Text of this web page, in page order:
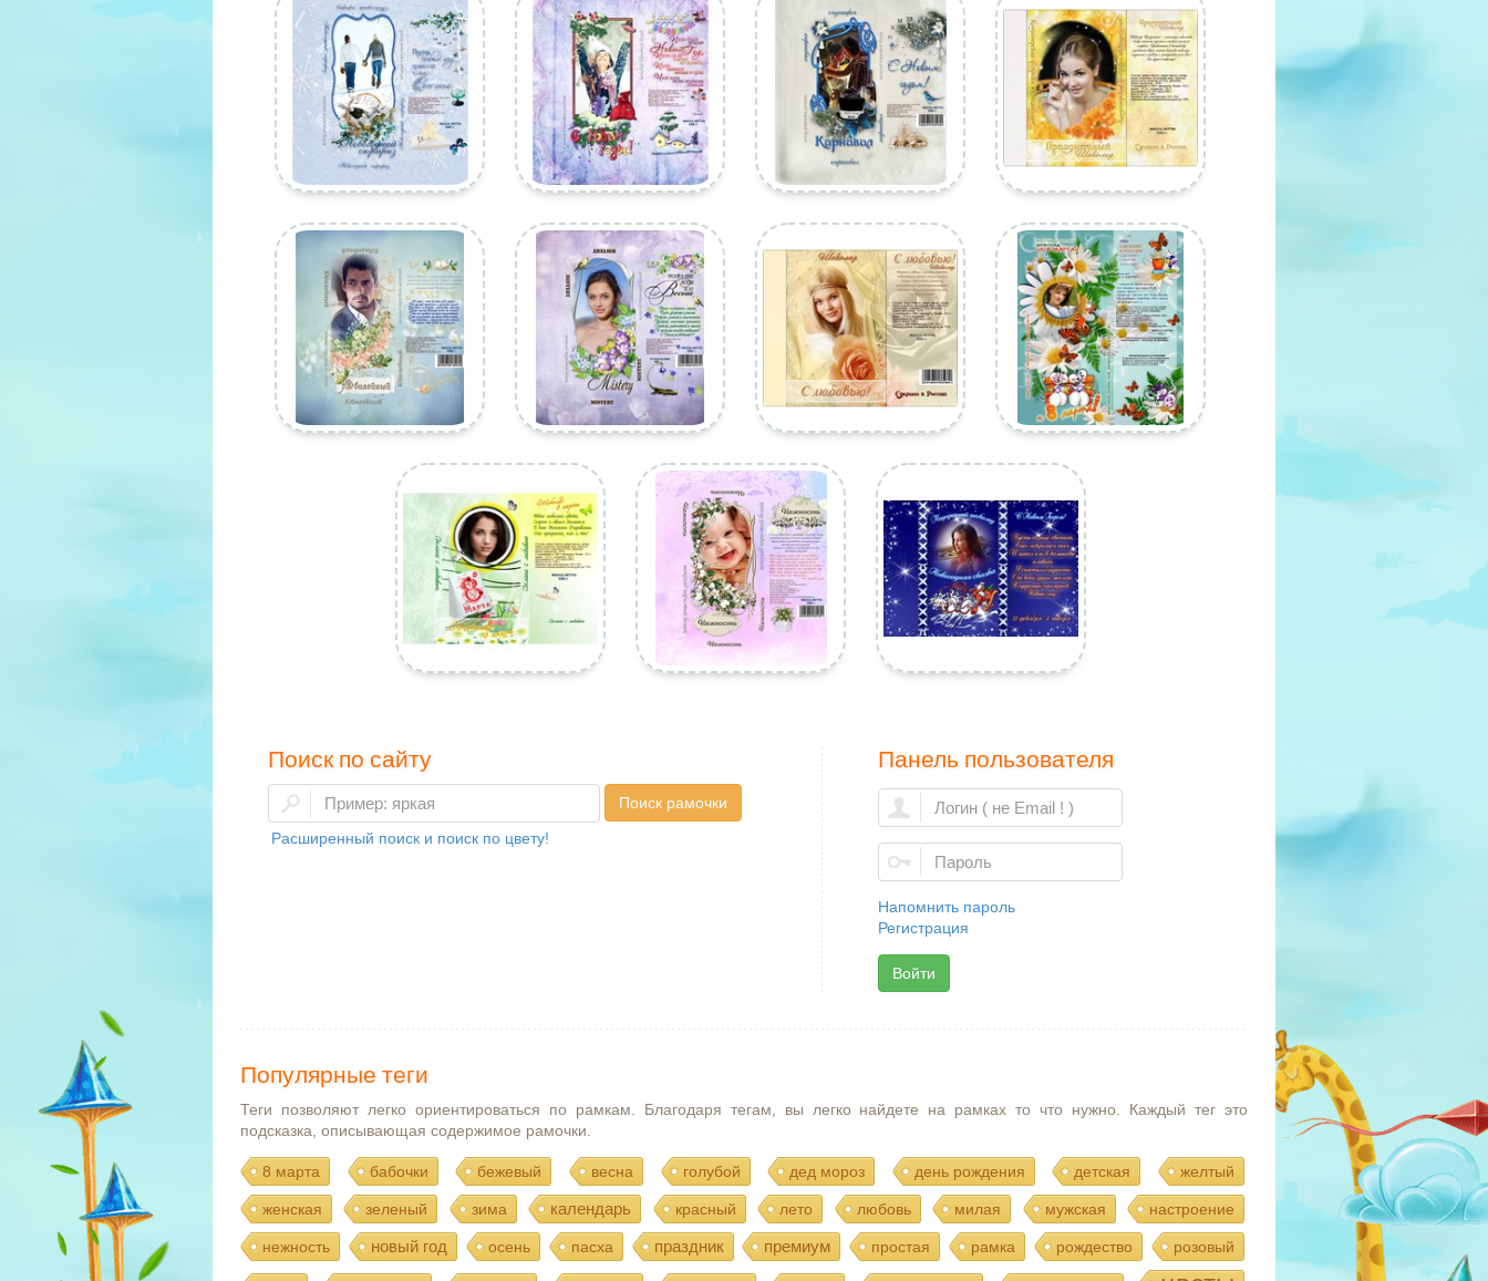
Поиск по сайту
Поиск рамочки
Расширенный поиск и поиск по цвету!
Панель пользователя
Напомнить пароль
Регистрация
Войти
Популярные теги
Теги позволяют легко ориентироваться по рамкам. Благодаря тегам, вы легко найдете на рамках то что нужно. Каждый тег это
подсказка, описывающая содержимое рамочки.
8 марта бабочки бежевый весна голубой дед мороз день рождения детская желтый
женская зеленый зима календарь красный лето любовь милая мужская настроение
нежность новый год осень пасха праздник премиум простая рамка рождество розовый